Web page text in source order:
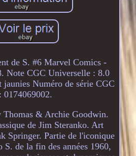
de S. #6 Marvel Comics -
Note CGC Universelle : 8.0
jaunies Numéro de série CGC
: 0174069002.
Thomas & Archie Goodwin.
de Jim Steranko. Art
Springer. Partie de l'iconique
S. de la fin des années 1960,